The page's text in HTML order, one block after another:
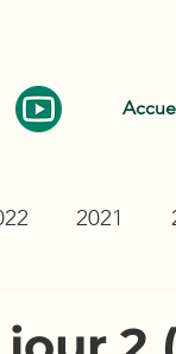
2021